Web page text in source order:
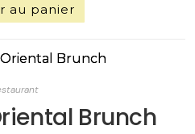
au panier
Brunch